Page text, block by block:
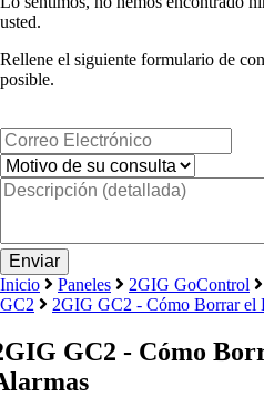
usted.
Rellene el siguiente formulario de
posible.
Inicio Paneles 2GIG GoControl
GC2
2GIG GC2 - Cómo Borrar el
GC2 - Cómo